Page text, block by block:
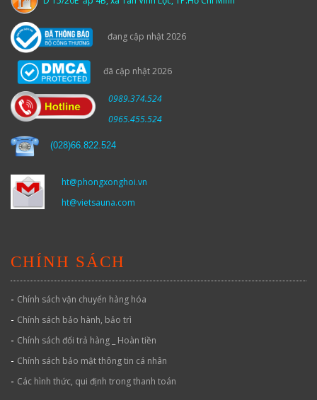
đang cập nhật 2026
đã cập nhật 2026
0989.374.524
0965.455.524
(028)66.822.524
ht@phongxonghoi.vn
ht@vietsauna.com
CHÍNH SÁCH
- Chính sách vận chuyển hàng hóa
- Chính sách bảo hành, bảo trì
- Chính sách đổi trả hàng _ Hoàn tiền
- Chính sách bảo mật thông tin cá nhân
- Các hình thức, qui định trong thanh toán